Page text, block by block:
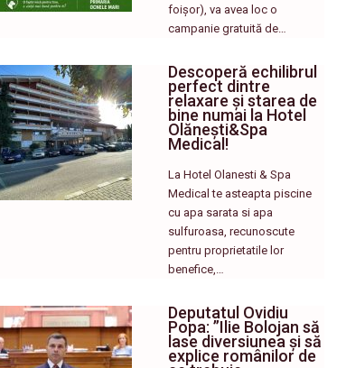
foișor), va avea loc o
campanie gratuită de…
Descoperă echilibrul
perfect dintre
relaxare și starea de
bine numai la Hotel
Olănești&Spa
Medical!
La Hotel Olanesti & Spa
Medical te asteapta piscine
cu apa sarata si apa
sulfuroasa, recunoscute
pentru proprietatile lor
benefice,…
Deputatul Ovidiu
Popa: ”Ilie Bolojan să
lase diversiunea și să
explice românilor de